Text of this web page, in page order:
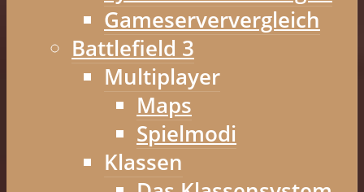
Gameserververgleich
Battlefield 3
Multiplayer
Maps
Spielmodi
Klassen